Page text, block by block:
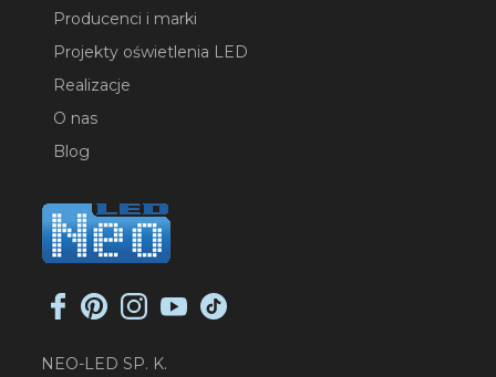
Producenci i marki
Projekty oświetlenia LED
Realizacje
O nas
Blog
NEO-LED SP. K.